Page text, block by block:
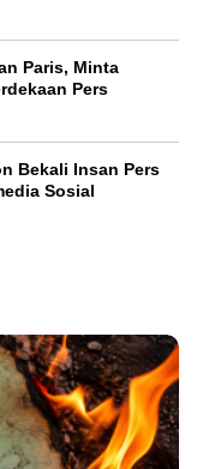
Paris, Minta
Pers
Bekali Insan Pers
Sosial